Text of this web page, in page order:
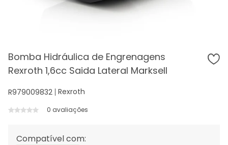
Bomba Hidráulica de Engrenagens
Rexroth 1,6cc Saida Lateral Marksell
R979009832 Rexroth
0 avaliações
Compatível com: